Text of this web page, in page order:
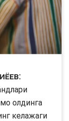
олдинга
келажаги